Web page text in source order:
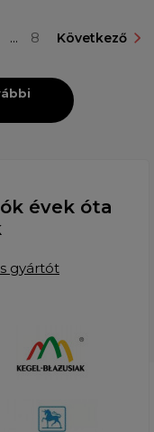
... 8 Következő
évek óta
gyártót